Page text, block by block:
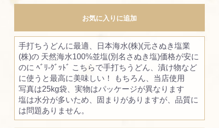
お気に入りに追加
手打ちうどんに最適、日本海水(株)(元さぬき塩業
(株)の 天然海水100%並塩(別名さぬき塩)価格が安に
のに ﾍﾞﾘ-ｸﾞｯﾄﾞ こちらで手打ちうどん、漬け物など
に使うと最高に美味しい！ もちろん、当店使用
写真は25kg袋、実物はパッケージが異なります
塩は水分が多いため、固まりがありますが、品質に
は問題ありません。